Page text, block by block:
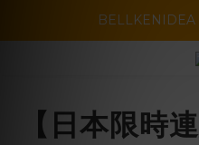
暑假活動登場!! SBG套裝超
BELLKENIDEA
暑假活動登場!! SBG套裝超
【日本限時